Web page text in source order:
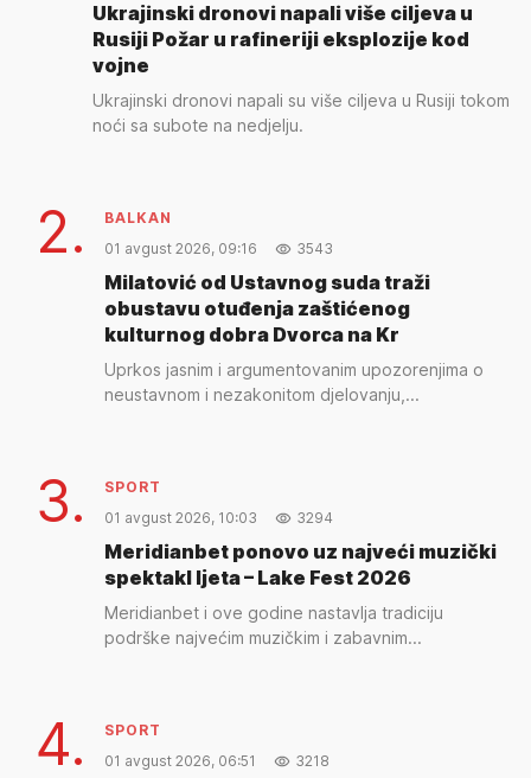
Ukrajinski dronovi napali više ciljeva u
Rusiji Požar u rafineriji eksplozije kod
vojne
Ukrajinski dronovi napali su više ciljeva u Rusiji tokom
noći sa subote na nedjelju.
2.
BALKAN
01 avgust 2026, 09:16
3543
Milatović od Ustavnog suda traži
obustavu otuđenja zaštićenog
kulturnog dobra Dvorca na Kr
Uprkos jasnim i argumentovanim upozorenjima o
neustavnom i nezakonitom djelovanju,...
3.
SPORT
01 avgust 2026, 10:03
3294
Meridianbet ponovo uz najveći muzički
spektakl ljeta – Lake Fest 2026
Meridianbet i ove godine nastavlja tradiciju
podrške najvećim muzičkim i zabavnim...
4.
SPORT
01 avgust 2026, 06:51
3218